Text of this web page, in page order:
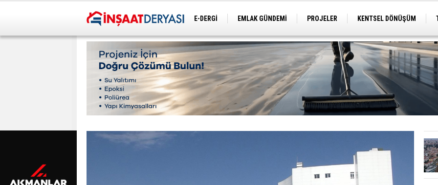
E-DERGİ EMLAK GÜNDEMİ PROJELER KENTSEL DÖNÜŞÜM